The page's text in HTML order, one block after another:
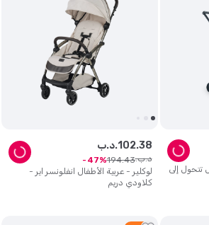
تتحول إلى
لوكلير - عربية الأطفال انفلونسر اير -
كلاودي دريم
د.ب.102.38
د.ب. 194.43
47